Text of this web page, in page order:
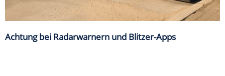
Achtung bei Radarwarnern und Blitzer-Apps